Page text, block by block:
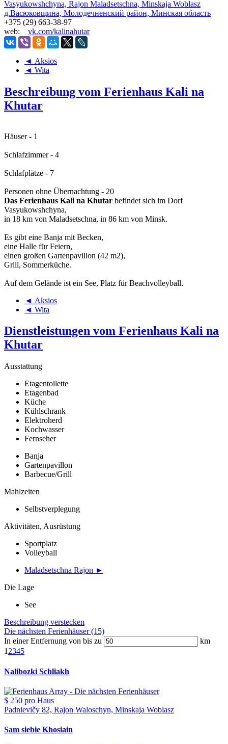
Vasyukowshchyna, Rajon Maladsetschna, Minskaja Woblasz
д.Васюковщина, Молодечненский район, Минская область
+375 (29) 663-38-97
web: vk.com/kalinahutar
◄ Aksios
◄ Wita
Beschreibung vom Ferienhaus Kali na
Khutar
Häuser - 1
Schlafzimmer - 4
Schlafplätze - 7
Personen ohne Übernachtung - 20
Das Ferienhaus Kali na Khutar befindet sich im Dorf
Vasyukowshchyna,
in 18 km von Maladsetschna, in 86 km von Minsk.
Es gibt eine Banja mit Becken,
eine Halle für Feiern,
einen großen Gartenpavillon (42 m2),
Grill, Sommerküche.
Auf dem Gelände ist ein See, Platz für Beachvolleyball.
◄ Aksios
◄ Wita
Dienstleistungen vom Ferienhaus Kali na
Khutar
Ausstattung
Etagentoilette
Etagenbad
Küche
Kühlschrank
Elektroherd
Kochwasser
Fernseher
Banja
Gartenpavillon
Barbecue/Grill
Mahlzeiten
Selbstverplegung
Aktivitäten, Ausrüstung
Sportplatz
Volleyball
Maladsetschna Rajon ►
Die Lage
See
Beschreibung verstecken
Die nächsten Ferienhäuser (15)
In einer Entfernung von bis zu
km
1 2345
Nalibozki Schliakh
$ 250 pro Haus
Padnievičy 82, Rajon Waloschyn, Minskaja Woblasz
Sam siebie Khosiain